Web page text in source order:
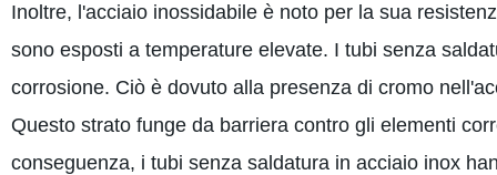
Inoltre, l'acciaio inossidabile è noto per la sua
sono esposti a temperature elevate. I tubi senza
corrosione. Ciò è dovuto alla presenza di cromo
Questo strato funge da barriera contro gli elementi
conseguenza, i tubi senza saldatura in acciaio inox